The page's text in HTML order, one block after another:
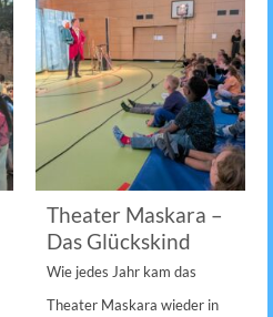
Theater Maskara –
Das Glückskind
Wie jedes Jahr kam das
Theater Maskara wieder in